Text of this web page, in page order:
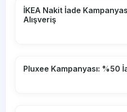
İKEA Nakit İade
Alışveriş
Pluxee Kampanyası: %50